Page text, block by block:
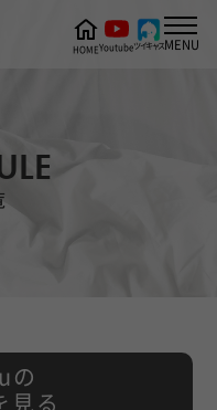
HOMEYoutubeツイキャスMENU
の
見る